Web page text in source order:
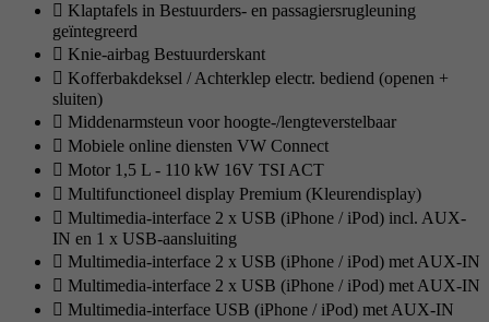
Klaptafels in Bestuurders- en passagiersrugleuning
geïntegreerd
Knie-airbag Bestuurderskant
Kofferbakdeksel / Achterklep electr. bediend (openen +
sluiten)
Middenarmsteun voor hoogte-/lengteverstelbaar
Mobiele online diensten VW Connect
Motor 1,5 L - 110 kW 16V TSI ACT
Multifunctioneel display Premium (Kleurendisplay)
Multimedia-interface 2 x USB (iPhone / iPod) incl. AUX-
IN en 1 x USB-aansluiting
Multimedia-interface 2 x USB (iPhone / iPod) met AUX-IN
Multimedia-interface 2 x USB (iPhone / iPod) met AUX-IN
Multimedia-interface USB (iPhone / iPod) met AUX-IN